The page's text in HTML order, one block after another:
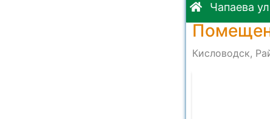
Чапаева
Кисловодск,